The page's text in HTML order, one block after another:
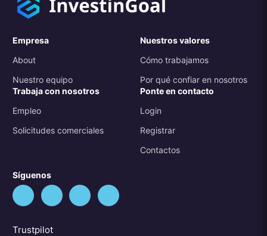
Empresa
About
Nuestro equipo
Nuestros valores
Cómo trabajamos
Por qué confiar en nosotros
Trabaja con nosotros
Empleo
Solicitudes comerciales
Ponte en contacto
Login
Registrar
Contactos
Síguenos
Trustpilot